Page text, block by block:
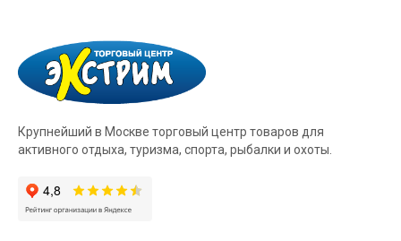
Крупнейший в Москве торговый центр товаров для
активного отдыха, туризма, спорта, рыбалки и охоты.